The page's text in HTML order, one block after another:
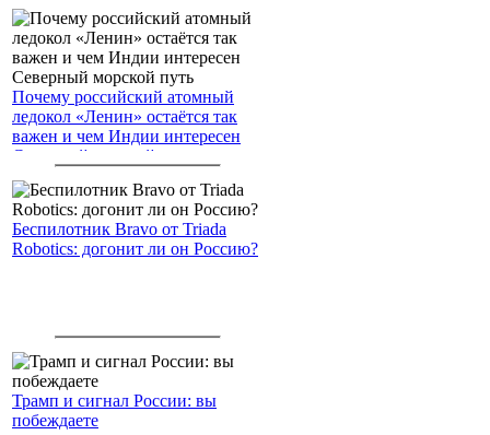
Почему российский атомный
ледокол «Ленин» остаётся так
важен и чем Индии интересен
Северный морской путь
Беспилотник Bravo от Triada
Robotics: догонит ли он Россию?
Трамп и сигнал России: вы
побеждаете